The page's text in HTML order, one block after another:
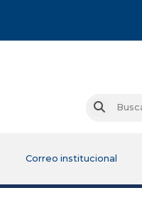
Buscar
Correo institucional